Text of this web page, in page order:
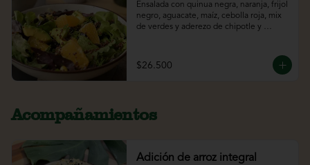
Ensalada con quinua negra, naranja, frijol
negro, aguacate, maíz, cebolla roja, mix
de verdes y aderezo de chipotle y
$26.500
Acompañamientos
Adición de arroz integral